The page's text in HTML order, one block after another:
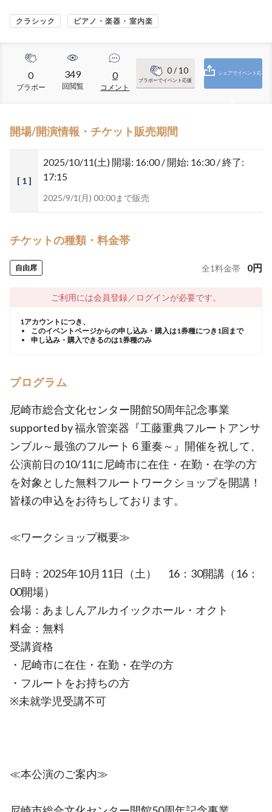
クラシック ピアノ・楽器・室内楽
0
ブラボー
349
回閲覧
0
コメント
0/ 10
ブラボーでイベント応援
シェアでイベント応
開場/開演情報・チケット販売期間
[ 1 ]
2025/10/11(土) 開場: 16:00 / 開始: 16:30 / 終了:
17:15
2025/9/1(月) 00:00まで販売
チケットの種類・料金帯
自由席 全1料金帯 0円
ご利用には会員登録／ログインが必要です。
1アカウントにつき、
このイベントページからの申し込み・購入は1券種につき1回まで
申し込み・購入できるのは1券種のみ
プログラム
尼崎市総合文化センター開館50周年記念事業
supported by 福永管楽器『工藤重典フルートアンサ
ンブル～最強のフルート６重奏～』開催を祝して、
公演前日の10/11に尼崎市に在住・在勤・在学の方
を対象とした無料フルートワークショップを開講！
皆様の申込をお待ちしております。
≪ワークショップ概要≫
日時：2025年10月11日（土） 16：30開講（16：
00開場）
会場：あましんアルカイックホール・オクト
料金：無料
受講資格
・尼崎市に在住・在勤・在学の方
・フルートをお持ちの方
※未就学児受講不可
≪本公演のご案内≫